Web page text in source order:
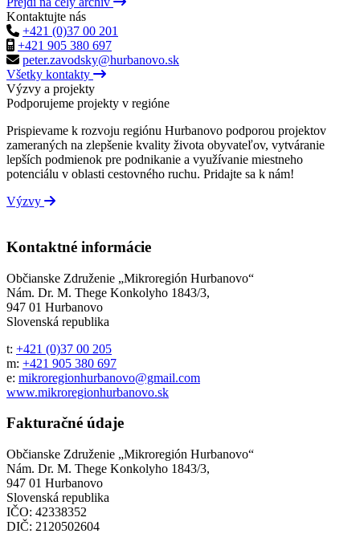
Kontaktujte nás
+421 (0)37 00 201
+421 905 380 697
peter.zavodsky@hurbanovo.sk
Všetky kontakty
Výzvy a projekty
Podporujeme projekty v regióne
Prispievame k rozvoju regiónu Hurbanovo podporou projektov
zameraných na zlepšenie kvality života obyvateľov, vytváranie
lepších podmienok pre podnikanie a využívanie miestneho
potenciálu v oblasti cestovného ruchu. Pridajte sa k nám!
Výzvy
Kontaktné informácie
Občianske Združenie „Mikroregión Hurbanovo“
Nám. Dr. M. Thege Konkolyho 1843/3,
947 01 Hurbanovo
Slovenská republika
t: +421 (0)37 00 205
m: +421 905 380 697
e: mikroregionhurbanovo@gmail.com
www.mikroregionhurbanovo.sk
Fakturačné údaje
Občianske Združenie „Mikroregión Hurbanovo“
Nám. Dr. M. Thege Konkolyho 1843/3,
947 01 Hurbanovo
Slovenská republika
IČO: 42338352
DIČ: 2120502604